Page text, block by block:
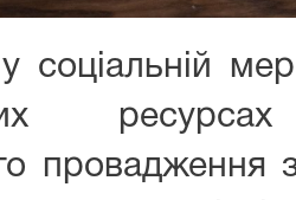
соціальній
провадження